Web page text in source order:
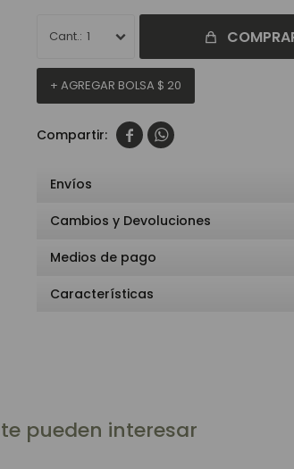
1
+ AGREGAR BOLSA $ 20
 
Envíos
Cambios y Devoluciones
Medios de pago
Características
pueden interesar